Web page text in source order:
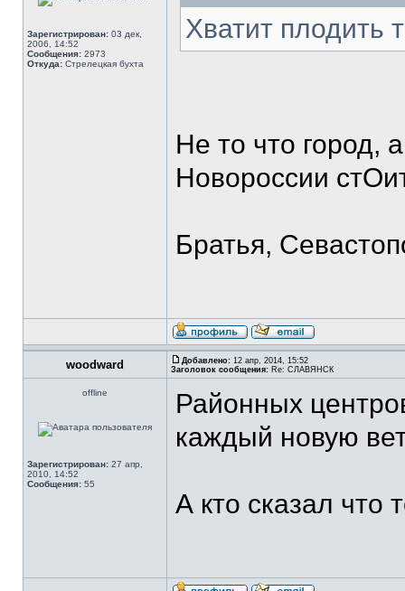
Зарегистрирован: 03 дек,
2006, 14:52
Сообщения: 2973
Откуда: Стрелецкая бухта
Хватит плодить
Не то что город,
Новороссии
Братья,
woodward Добавлено: 12 апр, 2014, 15:52
Заголовок сообщения: Re: СЛАВЯНСК
offline
Зарегистрирован: 27 апр,
2010, 14:52
Сообщения: 55
Районных
каждый новую
А кто сказал что